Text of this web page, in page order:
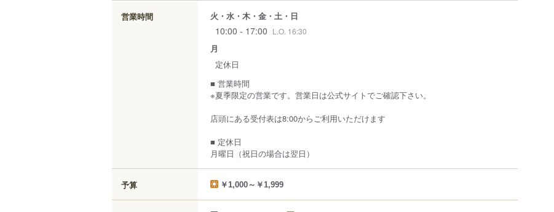
営業時間 火・水・木・金・土・日
10:00 - 17:00 L.O. 16:30
月
定休日
■ 営業時間
※夏季限定の営業です。営業日は公式サイトでご確認下さい。
店頭にある受付表は8:00からご利用いただけます
■ 定休日
月曜日（祝日の場合は翌日）
予算 ￥1,000～￥1,999